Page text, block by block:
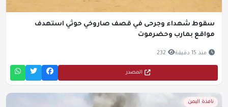
سقوط شهداء وجرحى في قصف صاروخي حوثي استهدف
مواقع بمارب وحضرموت
منذ 15 دقيقة 232
المصدر
نافذة اليمن